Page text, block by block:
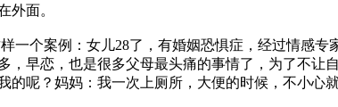
外面。
个案例：女儿28了，有婚姻恐惧症，经过情感专
，早恋，也是很多父母最头痛的事情了，为了不
的呢？妈妈：我一次上厕所，大便的时候，不小